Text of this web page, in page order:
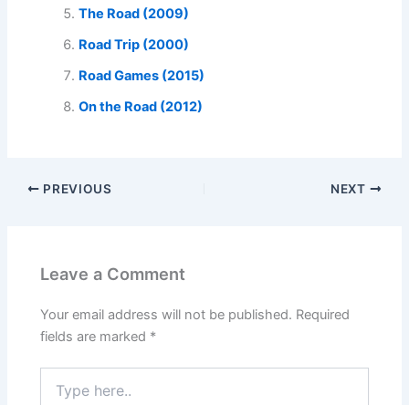
The Road (2009)
Road Trip (2000)
Road Games (2015)
On the Road (2012)
PREVIOUS NEXT
Leave a Comment
Your email address will not be published. Required
fields are marked *
here..